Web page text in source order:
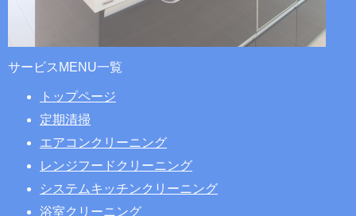
サービスMENU一覧
トップページ
定期清掃
エアコンクリーニング
レンジフードクリーニング
システムキッチンクリーニング
浴室クリーニング